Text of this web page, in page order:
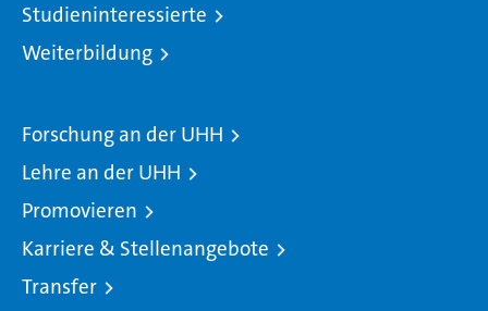
Studieninteressierte
Weiterbildung
Forschung an der UHH
Lehre an der UHH
Promovieren
Karriere & Stellenangebote
Transfer